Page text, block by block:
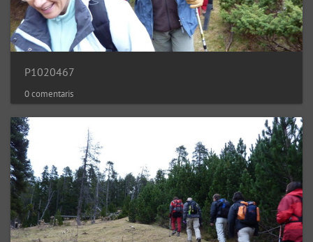
P1020467
0 comentaris